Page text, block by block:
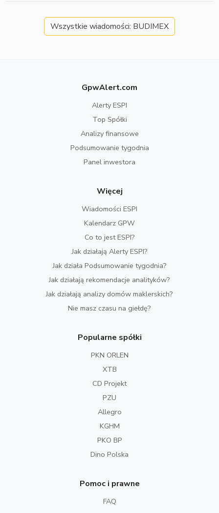
Wszystkie wiadomości: BUDIMEX
GpwAlert.com
Alerty ESPI
Top Spółki
Analizy finansowe
Podsumowanie tygodnia
Panel inwestora
Więcej
Wiadomości ESPI
Kalendarz GPW
Co to jest ESPI?
Jak działają Alerty ESPI?
Jak działa Podsumowanie tygodnia?
Jak działają rekomendacje analityków?
Jak działają analizy domów maklerskich?
Nie masz czasu na giełdę?
Popularne spółki
PKN ORLEN
XTB
CD Projekt
PZU
Allegro
KGHM
PKO BP
Dino Polska
Pomoc i prawne
FAQ